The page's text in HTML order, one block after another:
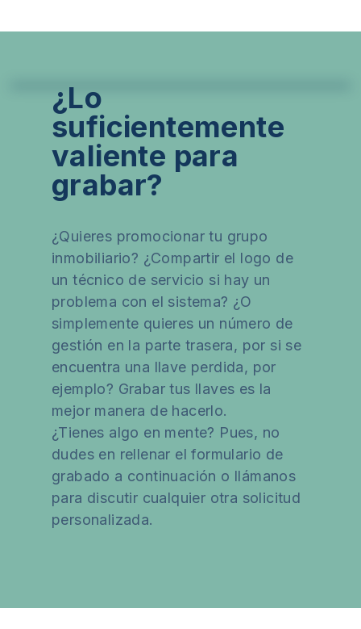
¿Lo
suficientemente
valiente para
grabar?
¿Quieres promocionar tu grupo
inmobiliario? ¿Compartir el logo de
un técnico de servicio si hay un
problema con el sistema? ¿O
simplemente quieres un número de
gestión en la parte trasera, por si se
encuentra una llave perdida, por
ejemplo? Grabar tus llaves es la
mejor manera de hacerlo.
¿Tienes algo en mente? Pues, no
dudes en rellenar el formulario de
grabado a continuación o llámanos
para discutir cualquier otra solicitud
personalizada.